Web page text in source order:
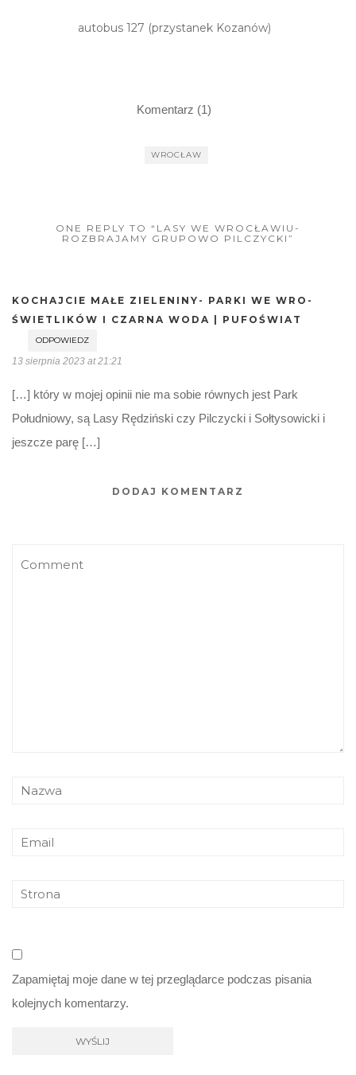
autobus 127 (przystanek Kozanów)
Komentarz (1)
WROCŁAW
ONE REPLY TO “LASY WE WROCŁAWIU-
ROZBRAJAMY GRUPOWO PILCZYCKI”
KOCHAJCIE MAŁE ZIELENINY- PARKI WE WRO-
ŚWIETLIKÓW I CZARNA WODA | PUFOŚWIAT
ODPOWIEDZ
13 sierpnia 2023 at 21:21
[…] który w mojej opinii nie ma sobie równych jest Park
Południowy, są Lasy Rędziński czy Pilczycki i Sołtysowicki i
jeszcze parę […]
DODAJ KOMENTARZ
Zapamiętaj moje dane w tej przeglądarce podczas pisania
kolejnych komentarzy.